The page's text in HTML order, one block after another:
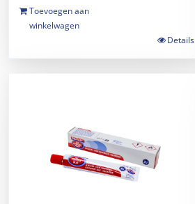
Toevoegen aan
winkelwagen
Details